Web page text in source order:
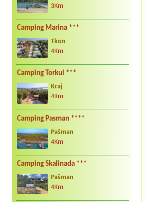
3Km
Camping Marina ***
Tkon
4Km
Camping Torkul ***
Kraj
4Km
Camping Pasman ****
Pašman
4Km
Camping Skalinada ***
Pašman
4Km